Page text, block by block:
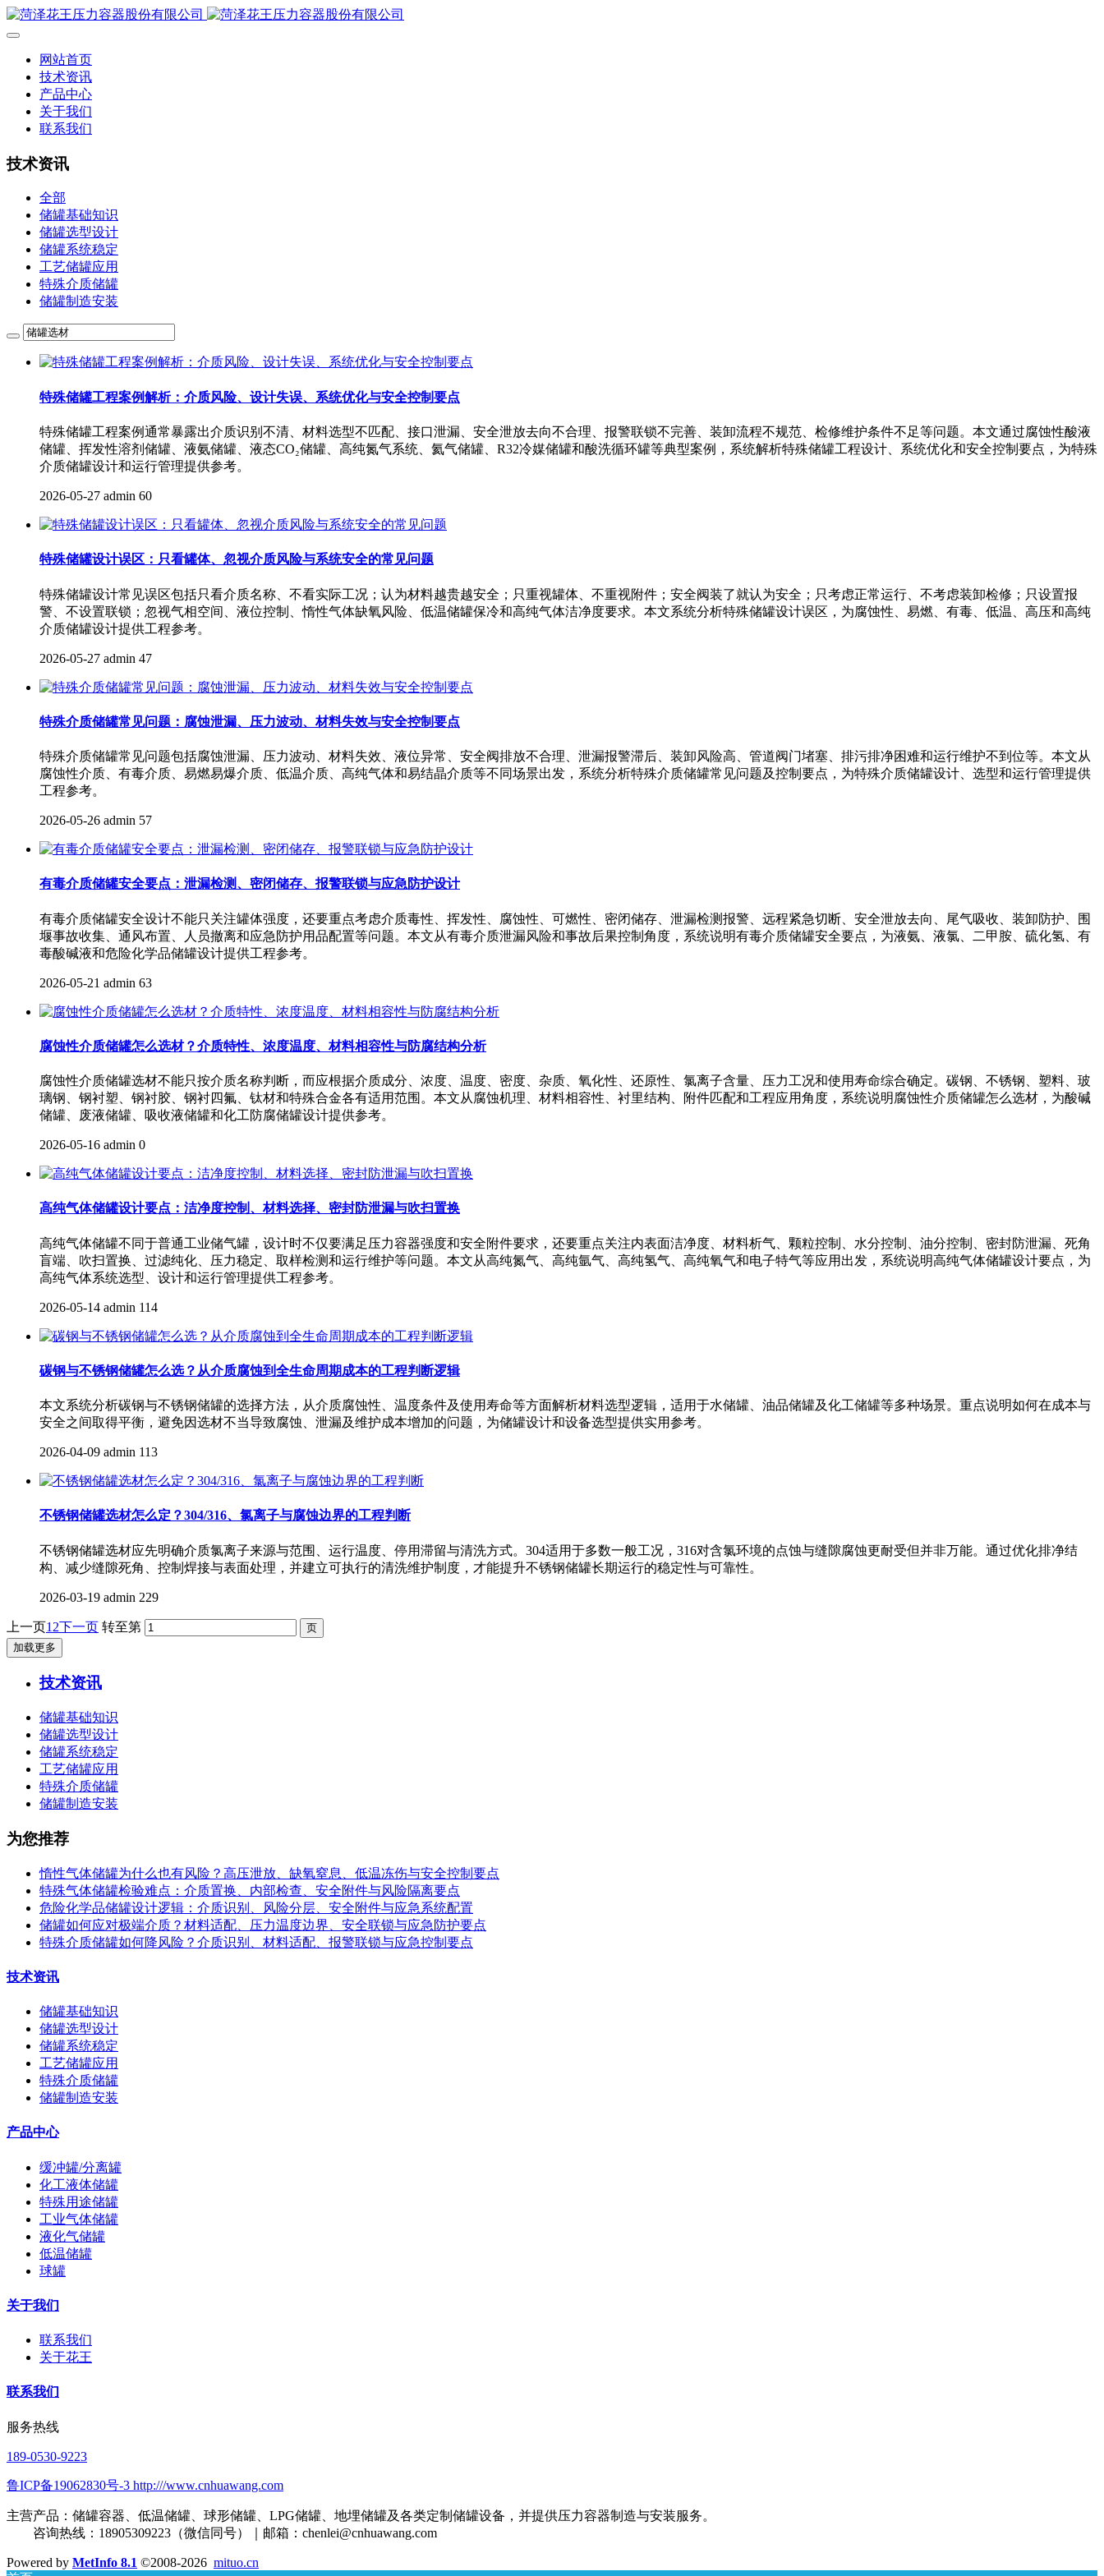
网站首页
技术资讯
产品中心
关于我们
联系我们
技术资讯
全部
储罐基础知识
储罐选型设计
储罐系统稳定
工艺储罐应用
特殊介质储罐
储罐制造安装
特殊储罐工程案例解析：介质风险、设计失误、系统优化与安全控制要点
特殊储罐工程案例通常暴露出介质识别不清、材料选型不匹配、接口泄漏、安全泄放去向不合理、报警联锁不完善、装卸流程不规范、检修维护条件不足等问题。本文通过腐蚀性酸液
储罐、挥发性溶剂储罐、液氨储罐、液态CO₂储罐、高纯氮气系统、氦气储罐、R32冷媒储罐和酸洗循环罐等典型案例，系统解析特殊储罐工程设计、系统优化和安全控制要点，为特殊
介质储罐设计和运行管理提供参考。
2026-05-27 admin 60
特殊储罐设计误区：只看罐体、忽视介质风险与系统安全的常见问题
特殊储罐设计常见误区包括只看介质名称、不看实际工况；认为材料越贵越安全；只重视罐体、不重视附件；安全阀装了就认为安全；只考虑正常运行、不考虑装卸检修；只设置报
警、不设置联锁；忽视气相空间、液位控制、惰性气体缺氧风险、低温储罐保冷和高纯气体洁净度要求。本文系统分析特殊储罐设计误区，为腐蚀性、易燃、有毒、低温、高压和高纯
介质储罐设计提供工程参考。
2026-05-27 admin 47
特殊介质储罐常见问题：腐蚀泄漏、压力波动、材料失效与安全控制要点
特殊介质储罐常见问题包括腐蚀泄漏、压力波动、材料失效、液位异常、安全阀排放不合理、泄漏报警滞后、装卸风险高、管道阀门堵塞、排污排净困难和运行维护不到位等。本文从
腐蚀性介质、有毒介质、易燃易爆介质、低温介质、高纯气体和易结晶介质等不同场景出发，系统分析特殊介质储罐常见问题及控制要点，为特殊介质储罐设计、选型和运行管理提供
工程参考。
2026-05-26 admin 57
有毒介质储罐安全要点：泄漏检测、密闭储存、报警联锁与应急防护设计
有毒介质储罐安全设计不能只关注罐体强度，还要重点考虑介质毒性、挥发性、腐蚀性、可燃性、密闭储存、泄漏检测报警、远程紧急切断、安全泄放去向、尾气吸收、装卸防护、围
堰事故收集、通风布置、人员撤离和应急防护用品配置等问题。本文从有毒介质泄漏风险和事故后果控制角度，系统说明有毒介质储罐安全要点，为液氨、液氯、二甲胺、硫化氢、有
毒酸碱液和危险化学品储罐设计提供工程参考。
2026-05-21 admin 63
腐蚀性介质储罐怎么选材？介质特性、浓度温度、材料相容性与防腐结构分析
腐蚀性介质储罐选材不能只按介质名称判断，而应根据介质成分、浓度、温度、密度、杂质、氧化性、还原性、氯离子含量、压力工况和使用寿命综合确定。碳钢、不锈钢、塑料、玻
璃钢、钢衬塑、钢衬胶、钢衬四氟、钛材和特殊合金各有适用范围。本文从腐蚀机理、材料相容性、衬里结构、附件匹配和工程应用角度，系统说明腐蚀性介质储罐怎么选材，为酸碱
储罐、废液储罐、吸收液储罐和化工防腐储罐设计提供参考。
2026-05-16 admin 0
高纯气体储罐设计要点：洁净度控制、材料选择、密封防泄漏与吹扫置换
高纯气体储罐不同于普通工业储气罐，设计时不仅要满足压力容器强度和安全附件要求，还要重点关注内表面洁净度、材料析气、颗粒控制、水分控制、油分控制、密封防泄漏、死角
盲端、吹扫置换、过滤纯化、压力稳定、取样检测和运行维护等问题。本文从高纯氮气、高纯氩气、高纯氢气、高纯氧气和电子特气等应用出发，系统说明高纯气体储罐设计要点，为
高纯气体系统选型、设计和运行管理提供工程参考。
2026-05-14 admin 114
碳钢与不锈钢储罐怎么选？从介质腐蚀到全生命周期成本的工程判断逻辑
本文系统分析碳钢与不锈钢储罐的选择方法，从介质腐蚀性、温度条件及使用寿命等方面解析材料选型逻辑，适用于水储罐、油品储罐及化工储罐等多种场景。重点说明如何在成本与
安全之间取得平衡，避免因选材不当导致腐蚀、泄漏及维护成本增加的问题，为储罐设计和设备选型提供实用参考。
2026-04-09 admin 113
不锈钢储罐选材怎么定？304/316、氯离子与腐蚀边界的工程判断
不锈钢储罐选材应先明确介质氯离子来源与范围、运行温度、停用滞留与清洗方式。304适用于多数一般工况，316对含氯环境的点蚀与缝隙腐蚀更耐受但并非万能。通过优化排净结
构、减少缝隙死角、控制焊接与表面处理，并建立可执行的清洗维护制度，才能提升不锈钢储罐长期运行的稳定性与可靠性。
2026-03-19 admin 229
上一页1 2下一页 转至第
加载更多
技术资讯
储罐基础知识
储罐选型设计
储罐系统稳定
工艺储罐应用
特殊介质储罐
储罐制造安装
为您推荐
惰性气体储罐为什么也有风险？高压泄放、缺氧窒息、低温冻伤与安全控制要点
特殊气体储罐检验难点：介质置换、内部检查、安全附件与风险隔离要点
危险化学品储罐设计逻辑：介质识别、风险分层、安全附件与应急系统配置
储罐如何应对极端介质？材料适配、压力温度边界、安全联锁与应急防护要点
特殊介质储罐如何降风险？介质识别、材料适配、报警联锁与应急控制要点
技术资讯
储罐基础知识
储罐选型设计
储罐系统稳定
工艺储罐应用
特殊介质储罐
储罐制造安装
产品中心
缓冲罐/分离罐
化工液体储罐
特殊用途储罐
工业气体储罐
液化气储罐
低温储罐
球罐
关于我们
联系我们
关于花王
联系我们
服务热线
189-0530-9223
鲁ICP备19062830号-3 http:///www.cnhuawang.com
主营产品：储罐容器、低温储罐、球形储罐、LPG储罐、地埋储罐及各类定制储罐设备，并提供压力容器制造与安装服务。
咨询热线：18905309223（微信同号）｜邮箱： chenlei@cnhuawang.com
Powered by MetInfo 8.1 ©2008-2026 mituo.cn